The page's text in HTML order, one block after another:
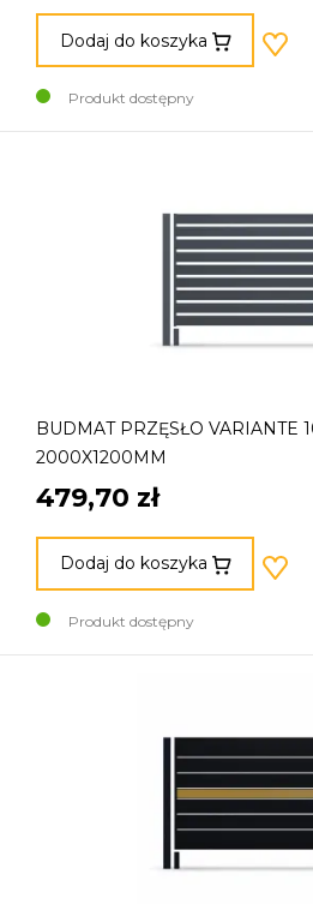
Dodaj do koszyka
Produkt dostępny
BUDMAT PRZĘSŁO VARIANTE
2000X1200MM
479,70 zł
Dodaj do koszyka
Produkt dostępny